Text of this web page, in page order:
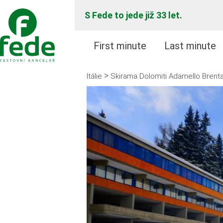
S Fede to jede již 33 let.
First minute Last minute
Itálie > Skirama Dolomiti Adamello Brenta